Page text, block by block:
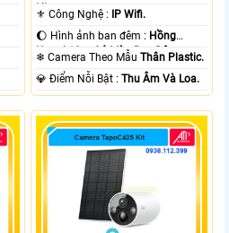
Lite .
⚜️ Công Nghệ :
IP Wifi.
🌔 Hình ảnh ban đêm : Hồng
Ngoại 10m Có Màu Ban Ðêm.
❄ Camera Theo MẫuThân Plastic.
️💎 Điểm Nỗi Bật :Thu Âm Và Loa.